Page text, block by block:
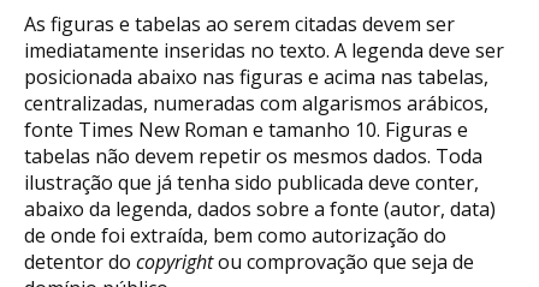
As figuras e tabelas ao serem citadas devem ser
imediatamente inseridas no texto. A legenda deve ser
posicionada abaixo nas figuras e acima nas tabelas,
centralizadas, numeradas com algarismos arábicos,
fonte Times New Roman e tamanho 10. Figuras e
tabelas não devem repetir os mesmos dados. Toda
ilustração que já tenha sido publicada deve conter,
abaixo da legenda, dados sobre a fonte (autor, data)
de onde foi extraída, bem como autorização do
detentor do copyrightou comprovação que seja de